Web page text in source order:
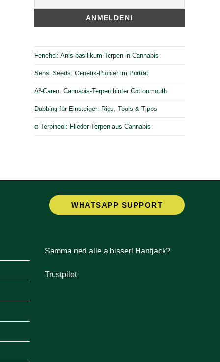
Fenchol: Anis-basilikum-Terpen in Cannabis
Sensi Seeds: Genetik-Pionier im Porträt
Δ³-Caren: Cannabis-Terpen hinter Cottonmouth
Dabbing für Einsteiger: Rigs, Tools & Tipps
α-Terpineol: Flieder-Terpen aus Cannabis
WHATSAPP SUPPORT
Opens
Samma ned alle a bisserl Hanfjack?
Trustpilot